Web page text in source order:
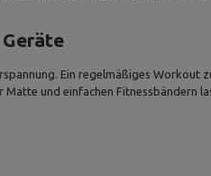
Ein regelmäßiges Workout
und einfachen Fitnessbändern